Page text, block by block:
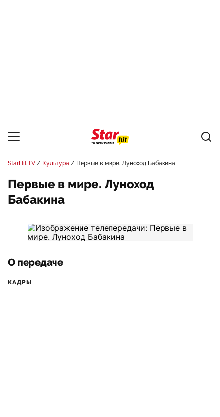
StarHit TV Культура Первые в мире. Луноход Бабакина
Первые в мире. Луноход
Бабакина
О передаче
КАДРЫ